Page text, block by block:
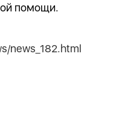
помощи.
news_182.html